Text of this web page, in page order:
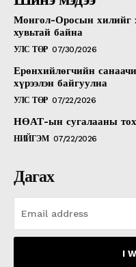
Монгол-Оросын хилийг
хувьтай байна
УЛС ТӨР 07/30/2026
Ерөнхийлөгчийн
хүрээлэн байгуулна
УЛС ТӨР 07/22/2026
НӨАТ-ын сугалааны
НИЙГЭМ 07/22/2026
Дагах
I